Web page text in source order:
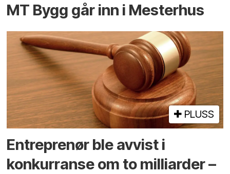
MT Bygg går inn i Mesterhus
PLUSS
Entreprenør ble avvist i
konkurranse om to milliarder –